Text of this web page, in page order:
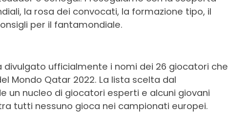
la rosa dei convocati, la formazione tipo, il
per il fantamondiale.
divulgato ufficialmente i nomi dei 26 giocatori che
Mondo Qatar 2022. La lista scelta dal
un nucleo di giocatori esperti e alcuni giovani
tutti nessuno gioca nei campionati europei.